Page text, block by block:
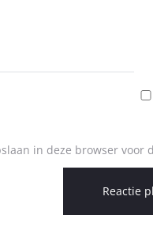
in deze browser voor